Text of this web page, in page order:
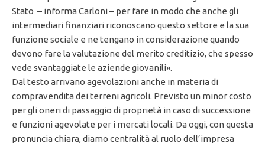
Stato – informa Carloni – per fare in modo che anche gli
intermediari finanziari riconoscano questo settore e la sua
funzione sociale e ne tengano in considerazione quando
devono fare la valutazione del merito creditizio, che spesso
vede svantaggiate le aziende giovanili».
Dal testo arrivano agevolazioni anche in materia di
compravendita dei terreni agricoli. Previsto un minor costo
per gli oneri di passaggio di proprietà in caso di successione
e funzioni agevolate per i mercati locali. Da oggi, con questa
pronuncia chiara, diamo centralità al ruolo dell’impresa